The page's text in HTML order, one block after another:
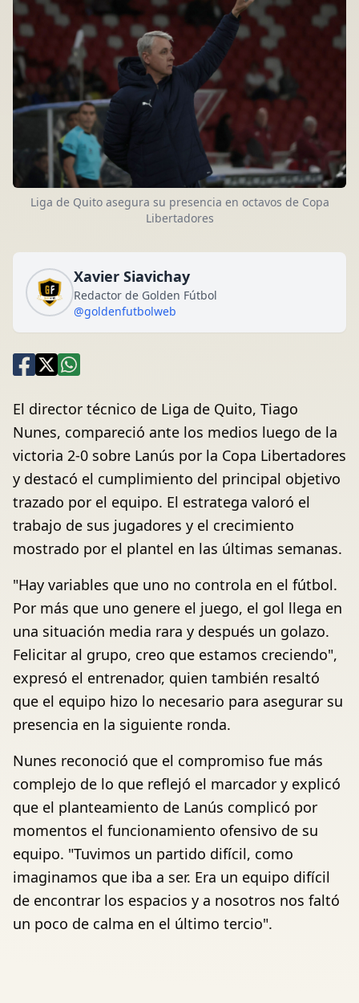
Liga de Quito asegura su presencia en octavos de Copa
Libertadores
Xavier Siavichay
Redactor de Golden Fútbol
@goldenfutbolweb
El director técnico de Liga de Quito, Tiago
Nunes, compareció ante los medios luego de la
victoria 2-0 sobre Lanús por la Copa Libertadores
y destacó el cumplimiento del principal objetivo
trazado por el equipo. El estratega valoró el
trabajo de sus jugadores y el crecimiento
mostrado por el plantel en las últimas semanas.
"Hay variables que uno no controla en el fútbol.
Por más que uno genere el juego, el gol llega en
una situación media rara y después un golazo.
Felicitar al grupo, creo que estamos creciendo",
expresó el entrenador, quien también resaltó
que el equipo hizo lo necesario para asegurar su
presencia en la siguiente ronda.
Nunes reconoció que el compromiso fue más
complejo de lo que reflejó el marcador y explicó
que el planteamiento de Lanús complicó por
momentos el funcionamiento ofensivo de su
equipo. "Tuvimos un partido difícil, como
imaginamos que iba a ser. Era un equipo difícil
de encontrar los espacios y a nosotros nos faltó
un poco de calma en el último tercio".